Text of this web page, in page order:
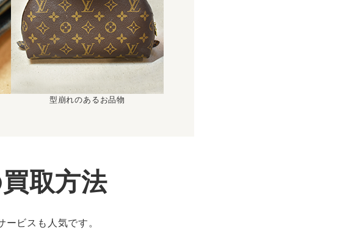
型崩れのあるお品物
取方法
ビスも人気です。